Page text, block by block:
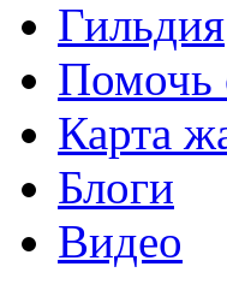
Гильдия
Помочь
Карта
Блоги
Видео